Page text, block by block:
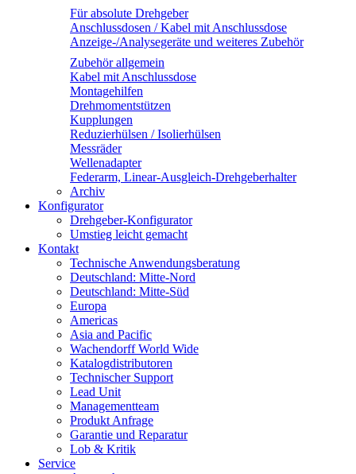
Für absolute Drehgeber
Anschlussdosen / Kabel mit Anschlussdose
Anzeige-/Analysegeräte und weiteres Zubehör
Zubehör allgemein
Kabel mit Anschlussdose
Montagehilfen
Drehmomentstützen
Kupplungen
Reduzierhülsen / Isolierhülsen
Messräder
Wellenadapter
Federarm, Linear-Ausgleich-Drehgeberhalter
Archiv
Konfigurator
Drehgeber-Konfigurator
Umstieg leicht gemacht
Kontakt
Technische Anwendungsberatung
Deutschland: Mitte-Nord
Deutschland: Mitte-Süd
Europa
Americas
Asia and Pacific
Wachendorff World Wide
Katalogdistributoren
Technischer Support
Lead Unit
Managementteam
Produkt Anfrage
Garantie und Reparatur
Lob & Kritik
Service